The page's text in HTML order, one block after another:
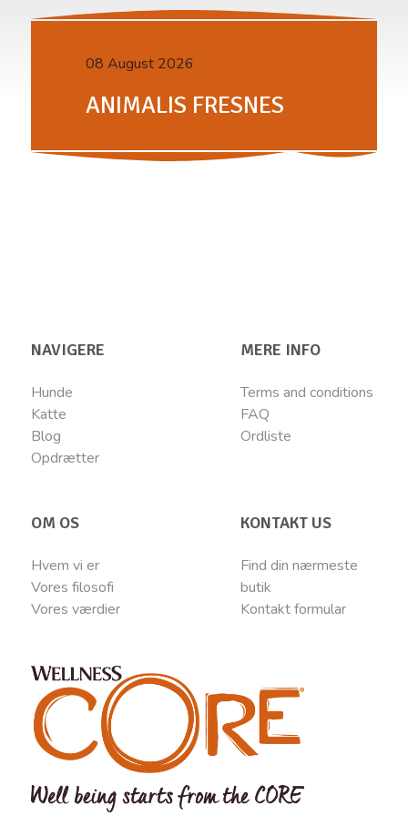
08 August 2026
ANIMALIS FRESNES
NAVIGERE
Hunde
Katte
Blog
Opdrætter
MERE INFO
Terms and conditions
FAQ
Ordliste
OM OS
Hvem vi er
Vores filosofi
Vores værdier
KONTAKT US
Find din nærmeste
butik
Kontaktformular